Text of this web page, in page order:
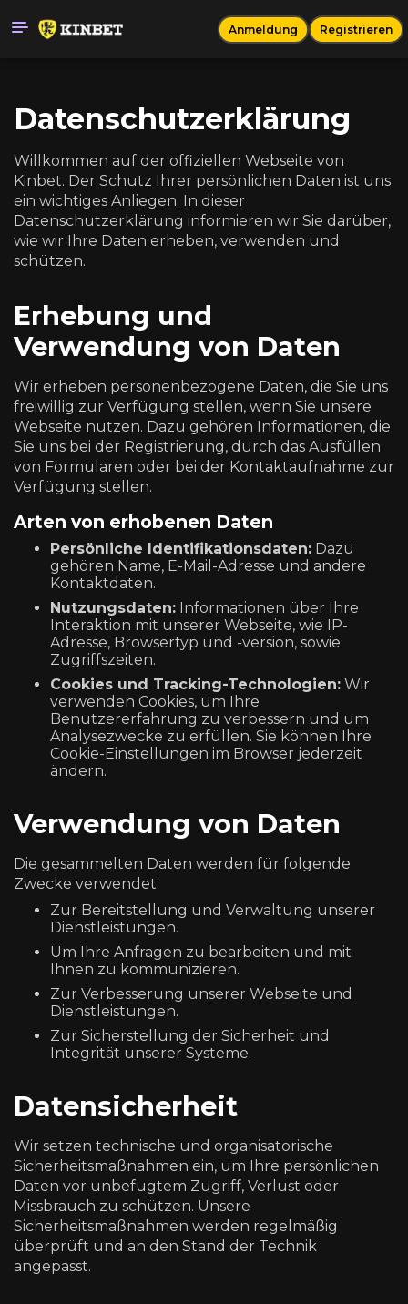
Anmeldung Registrieren
Datenschutzerklärung
Willkommen auf der offiziellen Webseite von
Kinbet. Der Schutz Ihrer persönlichen Daten ist uns
ein wichtiges Anliegen. In dieser
Datenschutzerklärung informieren wir Sie darüber,
wie wir Ihre Daten erheben, verwenden und
schützen.
Erhebung und
Verwendung von Daten
Wir erheben personenbezogene Daten, die Sie uns
freiwillig zur Verfügung stellen, wenn Sie unsere
Webseite nutzen. Dazu gehören Informationen, die
Sie uns bei der Registrierung, durch das Ausfüllen
von Formularen oder bei der Kontaktaufnahme zur
Verfügung stellen.
Arten von erhobenen Daten
Persönliche Identifikationsdaten: Dazu
gehören Name, E-Mail-Adresse und andere
Kontaktdaten.
Nutzungsdaten: Informationen über Ihre
Interaktion mit unserer Webseite, wie IP-
Adresse, Browsertyp und -version, sowie
Zugriffszeiten.
Cookies und Tracking-Technologien: Wir
verwenden Cookies, um Ihre
Benutzererfahrung zu verbessern und um
Analysezwecke zu erfüllen. Sie können Ihre
Cookie-Einstellungen im Browser jederzeit
ändern.
Verwendung von Daten
Die gesammelten Daten werden für folgende
Zwecke verwendet:
Zur Bereitstellung und Verwaltung unserer
Dienstleistungen.
Um Ihre Anfragen zu bearbeiten und mit
Ihnen zu kommunizieren.
Zur Verbesserung unserer Webseite und
Dienstleistungen.
Zur Sicherstellung der Sicherheit und
Integrität unserer Systeme.
Datensicherheit
Wir setzen technische und organisatorische
Sicherheitsmaßnahmen ein, um Ihre persönlichen
Daten vor unbefugtem Zugriff, Verlust oder
Missbrauch zu schützen. Unsere
Sicherheitsmaßnahmen werden regelmäßig
überprüft und an den Stand der Technik
angepasst.